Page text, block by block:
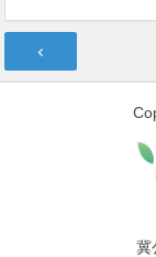
文章导航
冀